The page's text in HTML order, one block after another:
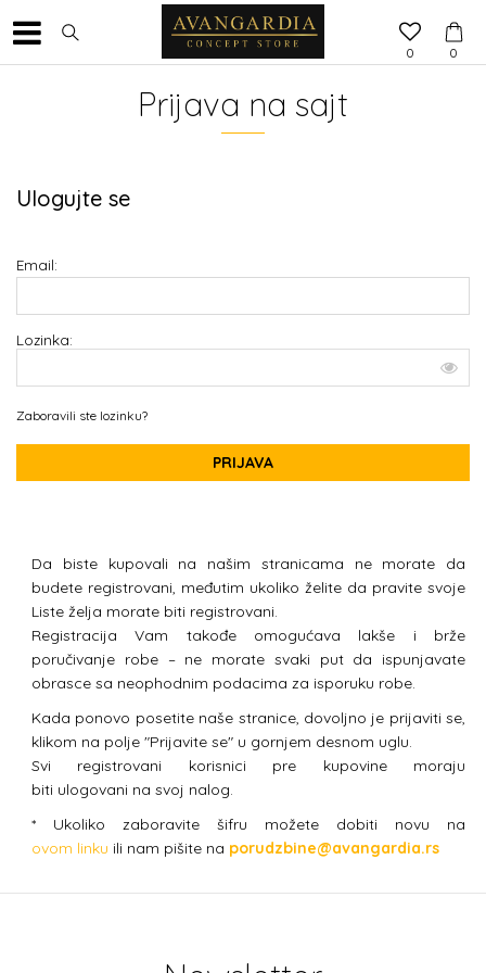
0
0
Prijava na sajt
Ulogujte se
Email:
Lozinka:
Zaboravili ste lozinku?
PRIJAVA
Da biste kupovali na našim stranicama ne morate da
budete registrovani, međutim ukoliko želite da pravite svoje
Liste želja morate biti registrovani.
Registracija Vam takođe omogućava lakše i brže
poručivanje robe – ne morate svaki put da ispunjavate
obrasce sa neophodnim podacima za isporuku robe.
Kada ponovo posetite naše stranice, dovoljno je prijaviti se,
klikom na polje "Prijavite se" u gornjem desnom uglu.
Svi registrovani korisnici pre kupovine moraju
biti ulogovani na svoj nalog.
* Ukoliko zaboravite šifru možete dobiti novu na
ovom linku ili nam pišite na porudzbine@avangardia.rs